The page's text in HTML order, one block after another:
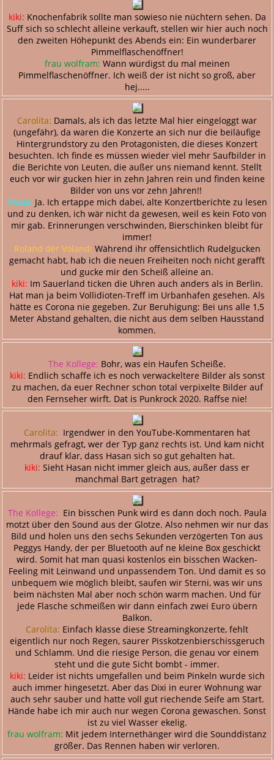
kiki: Knochenfabrik sollte man sowieso nie nüchtern sehen. Da
Suff sich so schlecht alleine verkauft, stellen wir hier auch noch
den zweiten Höhepunkt des Abends ein: Ein wunderbarer
Pimmelflaschenöffner!
frau wolfram: Wann würdigst du mal meinen
Pimmelflaschenöffner. Ich weiß der ist nicht so groß, aber
hej.....
Carolita: Damals, als ich das letzte Mal hier eingeloggt war
(ungefähr), da waren die Konzerte an sich nur die beiläufige
Hintergrundstory zu den Protagonisten, die dieses Konzert
besuchten. Ich finde es müssen wieder viel mehr Saufbilder in
die Berichte von Leuten, die außer uns niemand kennt. Stellt
euch vor wir gucken hier in zehn Jahren rein und finden keine
Bilder von uns vor zehn Jahren!!
Paula: Ja. Ich ertappe mich dabei, alte Konzertberichte zu lesen
und zu denken, ich wär nicht da gewesen, weil es kein Foto von
mir gab. Erinnerungen verschwinden, Bierschinken bleibt für
immer!
Roland der Voland: Während ihr offensichtlich Rudelgucken
gemacht habt, hab ich die neuen Freiheiten noch nicht gerafft
und gucke mir den Scheiß alleine an.
kiki: Im Sauerland ticken die Uhren auch anders als in Berlin.
Hat man ja beim Vollidioten-Treff im Urbanhafen gesehen. Als
hätte es Corona nie gegeben. Zur Beruhigung: Bei uns alle 1,5
Meter Abstand gehalten, die nicht aus dem selben Hausstand
kommen.
The Kollege: Bohr, was ein Haufen Scheiße.
kiki: Endlich schaffe ich es noch verwackeltere Bilder als sonst
zu machen, da euer Rechner schon total verpixelte Bilder auf
den Fernseher wirft. Dat is Punkrock 2020. Raffse nie!
Carolita: Irgendwer in den YouTube-Kommentaren hat
mehrmals gefragt, wer der Typ ganz rechts ist. Und kam nicht
drauf klar, dass Hasan sich so gut gehalten hat.
kiki: Sieht Hasan nicht immer gleich aus, außer dass er
manchmal Bart getragen hat?
The Kollege: Ein bisschen Punk wird es dann doch noch. Paula
motzt über den Sound aus der Glotze. Also nehmen wir nur das
Bild und holen uns den sechs Sekunden verzögerten Ton aus
Peggys Handy, der per Bluetooth auf ne kleine Box geschickt
wird. Somit hat man quasi kostenlos ein bisschen Wacken-
Feeling mit Leinwand und unpassendem Ton. Und damit es so
unbequem wie möglich bleibt, saufen wir Sterni, was wir uns
beim nächsten Mal aber noch schön warm machen. Und für
jede Flasche schmeißen wir dann einfach zwei Euro übern
Balkon.
Carolita: Einfach klasse diese Streamingkonzerte, fehlt
eigentlich nur noch Regen, saurer Pisskotzenbierschissgeruch
und Schlamm. Und die riesige Person, die genau vor einem
steht und die gute Sicht bombt - immer.
kiki: Leider ist nichts umgefallen und beim Pinkeln wurde sich
auch immer hingesetzt. Aber das Dixi in eurer Wohnung war
auch sehr sauber und hatte voll gut riechende Seife am Start.
Hände habe ich mir auch nur wegen Corona gewaschen. Sonst
ist zu viel Wasser ekelig.
frau wolfram: Mit jedem Internethänger wird die Sounddistanz
größer. Das Rennen haben wir verloren.